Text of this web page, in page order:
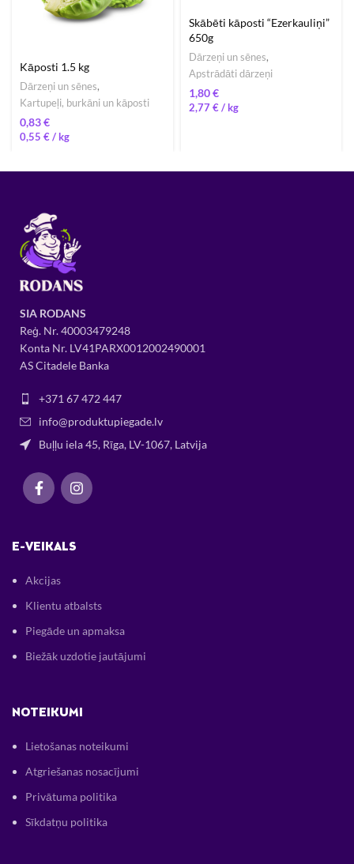
Kāposti 1.5 kg
Dārzeņi un sēnes,
Kartupeļi, burkāni un kāposti
€
0,55 €/
Skābēti kāposti “Ezerkauliņi”
650g
Dārzeņi un sēnes,
Apstrādāti dārzeņi
€
2,77 € /
SIA RODANS
Reģ. Nr.40003479248
Konta Nr. LV41PARX0012002490001
AS Citadele Banka
+371 67 472 447
info@produktupiegade.lv
Buļļu iela 45, Rīga, LV-1067, Latvija
E-VEIKALS
Akcijas
Klientu atbalsts
Piegāde un apmaksa
Biežāk uzdotie jautājumi
NOTEIKUMI
Lietošanas noteikumi
Atgriešanas nosacījumi
Privātuma politika
Sīkdatņu politika